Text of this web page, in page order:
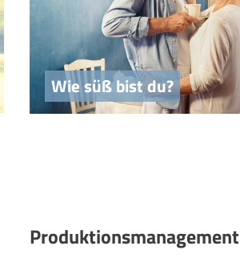
Wie süß bist du?
Produktionsmanagement